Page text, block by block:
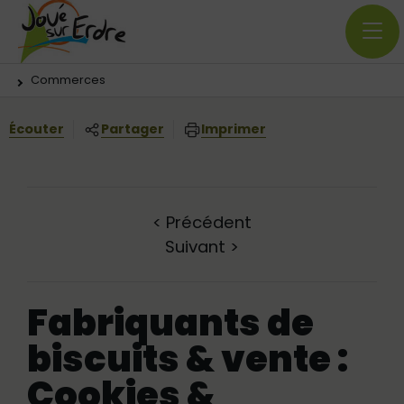
Panneau de gestion des cookies
Menu principal
Contenus
Vous êtes ici:
Commerces
Écouter Partager Imprimer
< Précédent
Suivant >
Fabriquants de
biscuits & vente :